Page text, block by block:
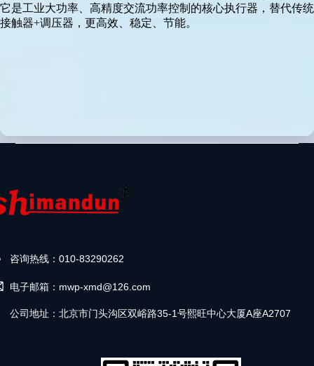
它是工业大功率、高精度交流功率控制的核心执行器，替代传统
接触器+调压器，更高效、稳定、节能。
咨询热线：010-83290262
电子邮箱：mwp-xmd@126.com
公司地址：北京市门头沟区双峪路35-1号熙旺中心大厦A座A2707